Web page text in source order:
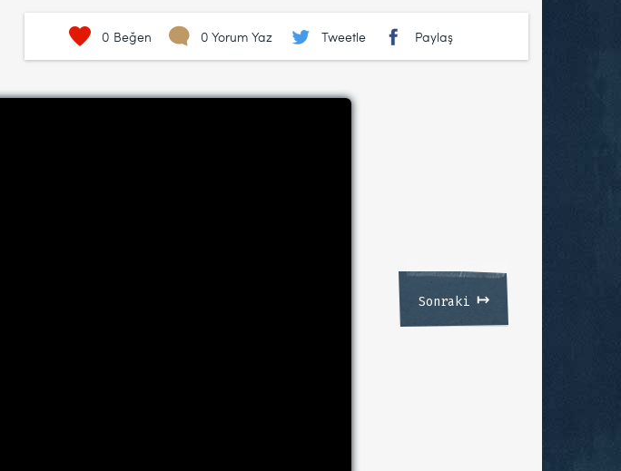
0 Beğen 0 Yorum Yaz Tweetle Paylaş
Sonraki ↦